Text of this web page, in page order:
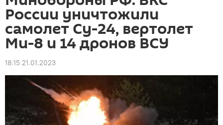
России уничтожили
самолет Су-24, вертолет
Ми-8 и 14 дронов ВСУ
18:15 21.01.2023